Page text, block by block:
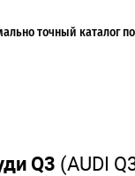
точный каталог
Q3 (AUDI